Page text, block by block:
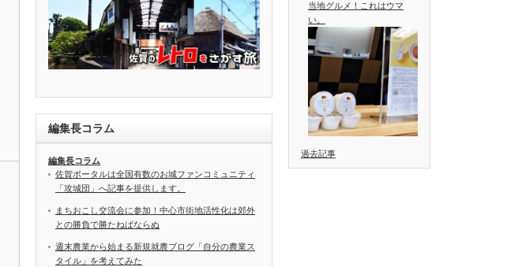
編集長コラム
編集長コラム
佐賀ポータルは全国有数のお城ファンコミュニティ
「攻城団」へ記事を提供します。
まちおこし交流会に参加！中心市街地活性化は郊外
との勝負で勝たねばならぬ
週末農業から始まる新規就農ブログ「自分の農業ス
タイル」を考えてみた
当地グルメ！これはウマ
い。
過去記事